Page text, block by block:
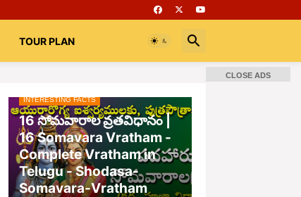
TOUR PLAN
📚 Books Rooms భగవద్గీత
INTERESTING FACTS
16 సోమవారాల వ్రతవిధానం |
16 Somavara Vratham -
Complete Vratham in
Telugu - Shodasa-
Somavara-Vratham
CLOSE ADS